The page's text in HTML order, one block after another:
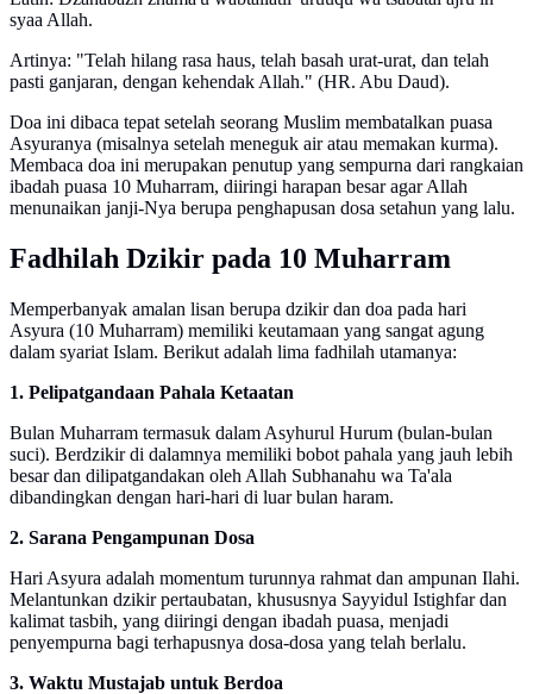
syaa Allah.
Artinya: "Telah hilang rasa haus, telah basah urat-urat, dan telah
pasti ganjaran, dengan kehendak Allah." (HR. Abu Daud).
Doa ini dibaca tepat setelah seorang Muslim membatalkan puasa
Asyuranya (misalnya setelah meneguk air atau memakan kurma).
Membaca doa ini merupakan penutup yang sempurna dari rangkaian
ibadah puasa 10 Muharram, diiringi harapan besar agar Allah
menunaikan janji-Nya berupa penghapusan dosa setahun yang lalu.
Fadhilah Dzikir pada 10 Muharram
Memperbanyak amalan lisan berupa dzikir dan doa pada hari
Asyura (10 Muharram) memiliki keutamaan yang sangat agung
dalam syariat Islam. Berikut adalah lima fadhilah utamanya:
1. Pelipatgandaan Pahala Ketaatan
Bulan Muharram termasuk dalam Asyhurul Hurum (bulan-bulan
suci). Berdzikir di dalamnya memiliki bobot pahala yang jauh lebih
besar dan dilipatgandakan oleh Allah Subhanahu wa Ta'ala
dibandingkan dengan hari-hari di luar bulan haram.
2. Sarana Pengampunan Dosa
Hari Asyura adalah momentum turunnya rahmat dan ampunan Ilahi.
Melantunkan dzikir pertaubatan, khususnya Sayyidul Istighfar dan
kalimat tasbih, yang diiringi dengan ibadah puasa, menjadi
penyempurna bagi terhapusnya dosa-dosa yang telah berlalu.
3. Waktu Mustajab untuk Berdoa